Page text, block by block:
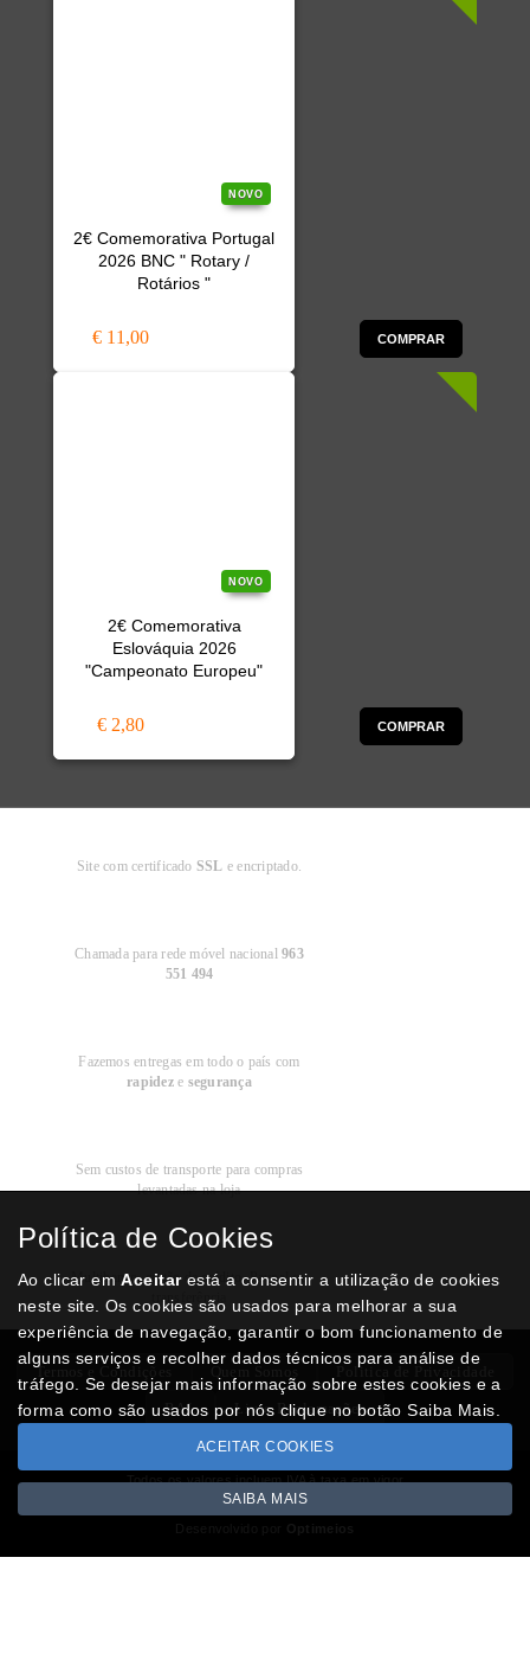
NOVO
2€ Comemorativa Portugal
2026 BNC " Rotary /
Rotários "
€ 11,00 COMPRAR
NOVO
2€ Comemorativa
Eslováquia 2026
"Campeonato Europeu"
€ 2,80 COMPRAR
Site com certificado SSL e encriptado.
Chamada para rede móvel nacional963
551 494
Fazemos entregas em todo o país com
rapideze segurança
Sem custos de transporte para compras
levantadas na loja
Modos dePagamento
Multibanco, cartão de crédito, Paypal ou
transferência
Termos e Condições Politica de Privacidade
RAL Livro Reclamações
Todos os valores incluem IVA à taxa em vigor
Copyright © NUMISMATICAJA.com 2026
Política de Cookies
Ao clicar emAceitarestá a consentir a utilização de cookies
neste site. Os cookies são usados para melhorar a sua
experiência de navegação, garantir o bom funcionamento de
alguns serviços e recolher dados técnicos para análise de
tráfego. Se desejar mais informação sobre estes cookies e a
forma como são usados por nós clique no botão Saiba Mais.
ACEITAR COOKIES
SAIBA MAIS